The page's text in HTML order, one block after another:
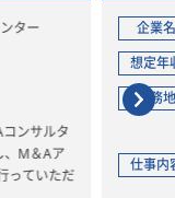
ター
ンサルタ
、M＆Aア
っていただ
企業
想定年
勤務
仕事内